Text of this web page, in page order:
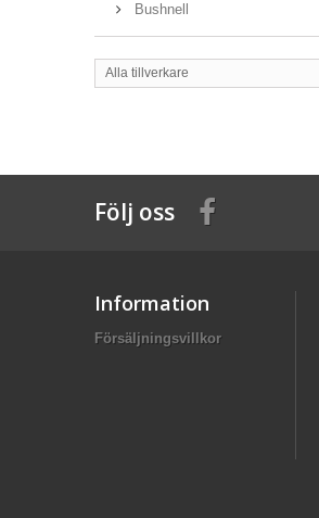
Bushnell
Alla tillverkare
Följ oss
Information
Försäljningsvillkor